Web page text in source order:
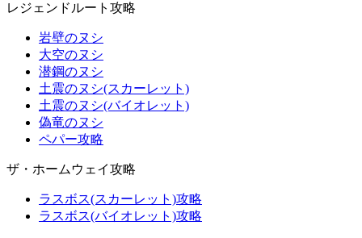
レジェンドルート攻略
岩壁のヌシ
大空のヌシ
潜鋼のヌシ
土震のヌシ(スカーレット)
土震のヌシ(バイオレット)
偽竜のヌシ
ペパー攻略
ザ・ホームウェイ攻略
ラスボス(スカーレット)攻略
ラスボス(バイオレット)攻略